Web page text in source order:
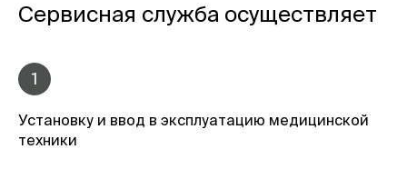
Сервисная служба осуществляет
1
Установку и ввод в эксплуатацию медицинской
техники